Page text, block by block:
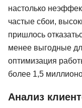
настолько
частые сбои,
пришлось
менее выгодные
оптимизация
более 1,5
Анализ